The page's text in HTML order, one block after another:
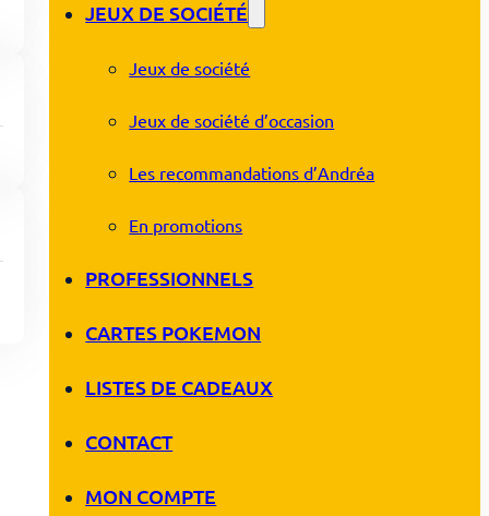
JEUX DE SOCIÉTÉ
Jeux de société
Jeux de société d’occasion
Les recommandations d’Andréa
En promotions
PROFESSIONNELS
CARTES POKEMON
LISTES DE CADEAUX
CONTACT
MON COMPTE